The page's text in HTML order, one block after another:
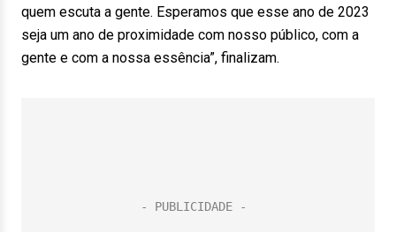
quem escuta a gente. Esperamos que esse ano de 2023
seja um ano de proximidade com nosso público, com a
gente e com a nossa essência”, finalizam.